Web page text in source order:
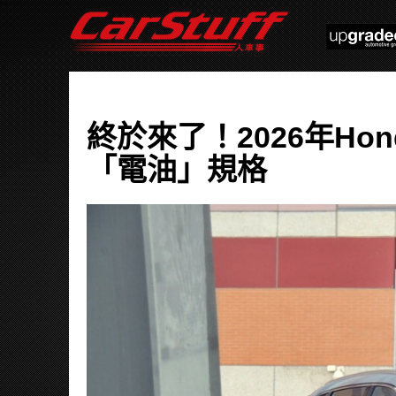
終於來了！2026年
「電油」規格